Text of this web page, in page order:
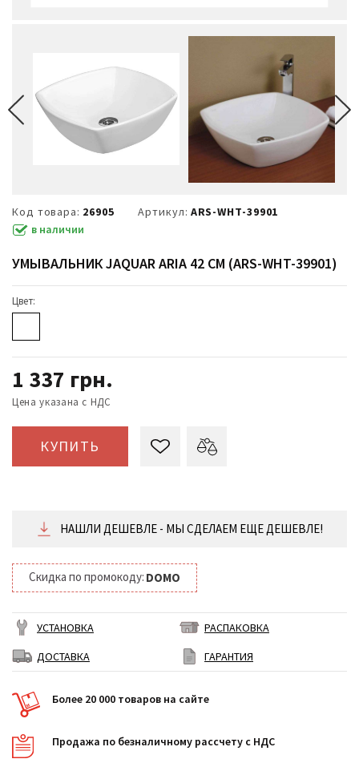
Код товара: 26905 Артикул: ARS-WHT-39901
в наличии
УМЫВАЛЬНИК JAQUAR ARIA 42 СМ (ARS-WHT-39901)
Цвет:
1 337 грн.
Цена указана с НДС
КУПИТЬ
НАШЛИ ДЕШЕВЛЕ - МЫ СДЕЛАЕМ ЕЩЕ ДЕШЕВЛЕ!
Скидка по промокоду: DOMO
УСТАНОВКА
РАСПАКОВКА
ДОСТАВКА
ГАРАНТИЯ
Более 20 000 товаров на сайте
Продажа по безналичному рассчету с НДС